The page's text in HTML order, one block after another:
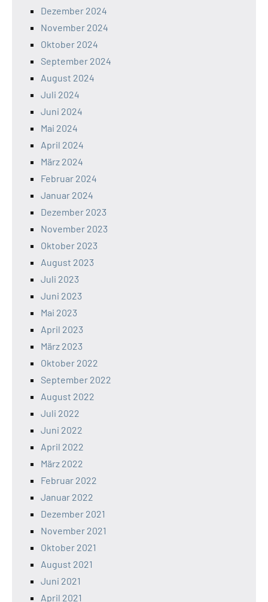
Dezember 2024
November 2024
Oktober 2024
September 2024
August 2024
Juli 2024
Juni 2024
Mai 2024
April 2024
März 2024
Februar 2024
Januar 2024
Dezember 2023
November 2023
Oktober 2023
August 2023
Juli 2023
Juni 2023
Mai 2023
April 2023
März 2023
Oktober 2022
September 2022
August 2022
Juli 2022
Juni 2022
April 2022
März 2022
Februar 2022
Januar 2022
Dezember 2021
November 2021
Oktober 2021
August 2021
Juni 2021
April 2021